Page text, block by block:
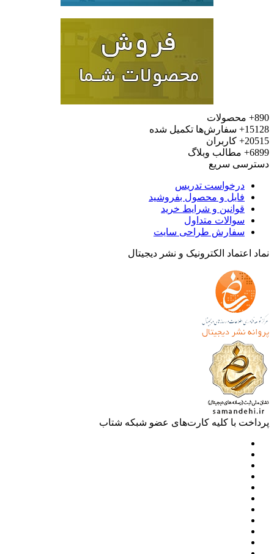
محصولات
سفارش‌ها تکمیل شده
کاربران
مطالب وبلاگ
سریع
درخواست تدریس
فایل و محصول بفروشید
قوانین و شرایط خرید
سوالات متداول
سفارش طراحی سایت
اعتماد الکترونیک و نشر دیجیتال
با کلیه کارت‌های عضو شبکه شتاب